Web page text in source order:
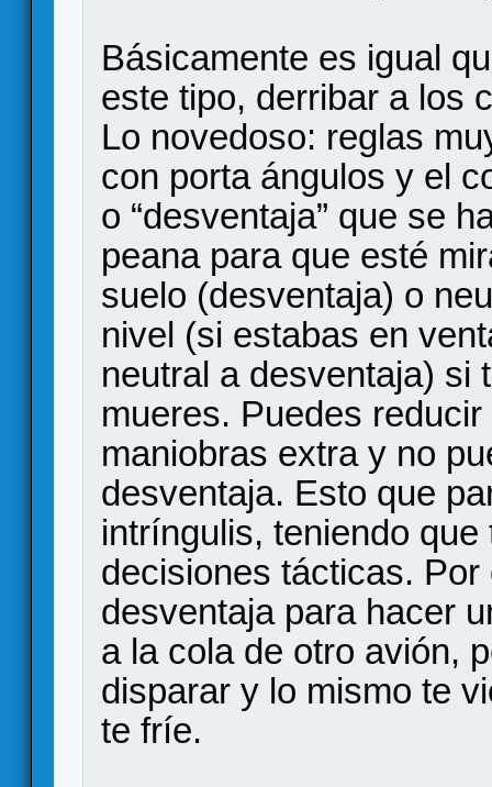
Básicamente es igual
este tipo, derribar a los
Lo novedoso: reglas
con porta ángulos y el
o “desventaja” que se
peana para que esté
suelo (desventaja) o
nivel (si estabas en
neutral a desventaja) si
mueres. Puedes
maniobras extra y no
desventaja. Esto que
intríngulis, teniendo
decisiones tácticas.
desventaja para hacer
a la cola de otro avión,
disparar y lo mismo te
te fríe.